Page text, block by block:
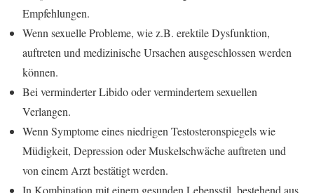
Empfehlungen.
Wenn sexuelle Probleme, wie z.B. erektile Dysfunktion,
auftreten und medizinische Ursachen ausgeschlossen werden
können.
Bei verminderter Libido oder vermindertem sexuellen
Verlangen.
Wenn Symptome eines niedrigen Testosteronspiegels wie
Müdigkeit, Depression oder Muskelschwäche auftreten und
von einem Arzt bestätigt werden.
In Kombination mit einem gesunden Lebensstil, bestehend aus